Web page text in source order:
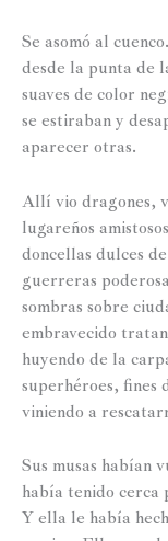
Se asomó al
desde la punta de
suaves de color
se estiraban y
aparecer otras.
Allí vio dragones,
lugareños
doncellas dulces
guerreras
sombras sobre
embravecido
huyendo de la
superhéroes, fines
viniendo a
Sus musas habían
había tenido cerca
Y ella le había